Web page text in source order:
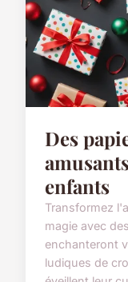
Des
enfants
Transformez
magie avec
enchanteront
ludiques de